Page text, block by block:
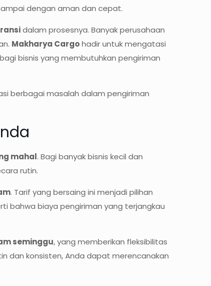
dengan aman dan cepat.
dalam prosesnya. Banyak perusahaan
Makharya Cargohadir untuk mengatasi
bisnis yang membutuhkan pengiriman
berbagai masalah dalam pengiriman
mahal. Bagi banyak bisnis kecil dan
rutin.
. Tarif yang bersaing ini menjadi pilihan
bahwa biaya pengiriman yang terjangkau
seminggu, yang memberikan fleksibilitas
dan konsisten, Anda dapat merencanakan